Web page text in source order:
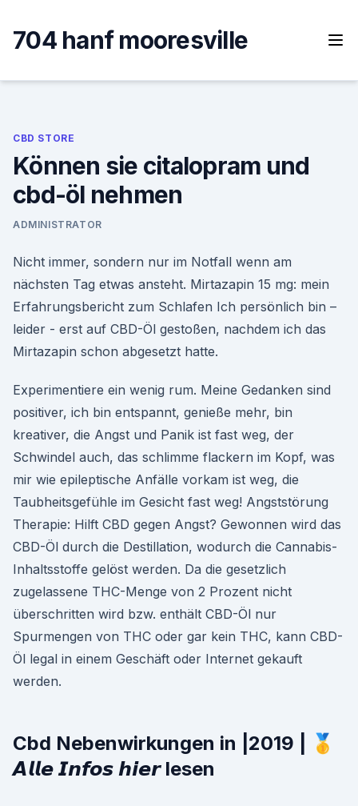
content
704 hanf mooresville
CBD STORE
Können sie citalopram und
cbd-öl nehmen
ADMINISTRATOR
Nicht immer, sondern nur im Notfall wenn am
nächsten Tag etwas ansteht. Mirtazapin 15 mg: mein
Erfahrungsbericht zum Schlafen Ich persönlich bin –
leider - erst auf CBD-Öl gestoßen, nachdem ich das
Mirtazapin schon abgesetzt hatte.
Experimentiere ein wenig rum. Meine Gedanken sind
positiver, ich bin entspannt, genieße mehr, bin
kreativer, die Angst und Panik ist fast weg, der
Schwindel auch, das schlimme flackern im Kopf, was
mir wie epileptische Anfälle vorkam ist weg, die
Taubheitsgefühle im Gesicht fast weg! Angststörung
Therapie: Hilft CBD gegen Angst? Gewonnen wird das
CBD-Öl durch die Destillation, wodurch die Cannabis-
Inhaltsstoffe gelöst werden. Da die gesetzlich
zugelassene THC-Menge von 2 Prozent nicht
überschritten wird bzw. enthält CBD-Öl nur
Spurmengen von THC oder gar kein THC, kann CBD-
Öl legal in einem Geschäft oder Internet gekauft
werden.
Cbd Nebenwirkungen in |2019 | 🥇
𝘼𝙡𝙡𝙚 𝙄𝙣𝙛𝙤𝙨 𝙝𝙞𝙚𝙧 lesen